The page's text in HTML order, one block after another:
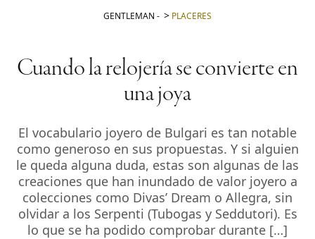
GENTLEMAN - PLACERES
Cuando la relojería se convierte en
una joya
El vocabulario joyero de Bulgari es tan notable
como generoso en sus propuestas. Y si alguien
le queda alguna duda, estas son algunas de las
creaciones que han inundado de valor joyero a
colecciones como Divas’ Dream o Allegra, sin
olvidar a los Serpenti (Tubogas y Seddutori). Es
lo que se ha podido comprobar durante […]